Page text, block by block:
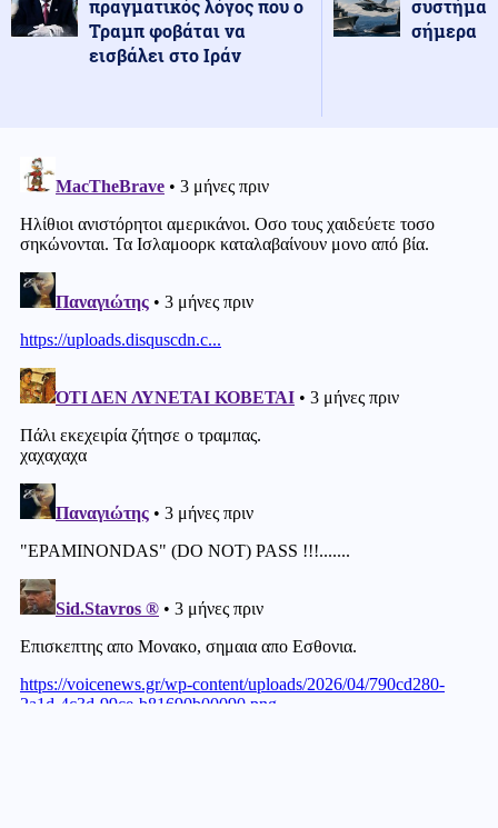
πραγματικός λόγος που ο
Τραμπ φοβάται να
εισβάλει στο Ιράν
σήμερα